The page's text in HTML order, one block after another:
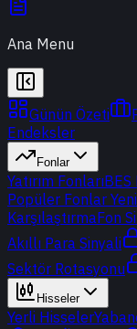
Ana Menu
Günün Özeti
Endeksler
Fonlar
Yatırım FonlarıBES
Popüler Fonlar Yeni
KarşılaştırmaFon
Akıllı Para Sinyali
Sektör Rotasyonu
Hisseler
Yerli Hisseler